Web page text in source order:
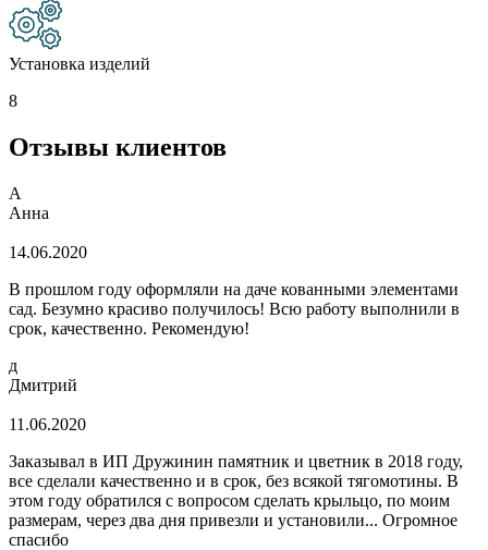
Установка изделий
8
Отзывы клиентов
А
Анна
14.06.2020
В прошлом году оформляли на даче кованными элементами
сад. Безумно красиво получилось! Всю работу выполнили в
срок, качественно. Рекомендую!
д
Дмитрий
11.06.2020
Заказывал в ИП Дружинин памятник и цветник в 2018 году,
все сделали качественно и в срок, без всякой тягомотины. В
этом году обратился с вопросом сделать крыльцо, по моим
размерам, через два дня привезли и установили... Огромное
спасибо